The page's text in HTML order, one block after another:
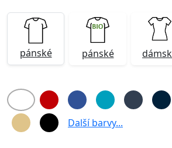
pánské pánské
Další barvy...